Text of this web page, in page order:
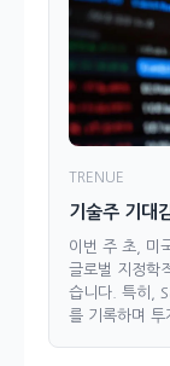
TRENUE
기술주 기대
이번 주 초, 미
글로벌 지정학
습니다. 특히,
를 기록하며 투